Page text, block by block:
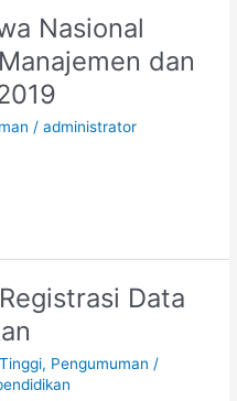
Nasional
dan
/administrator
Data
, Pengumuman /